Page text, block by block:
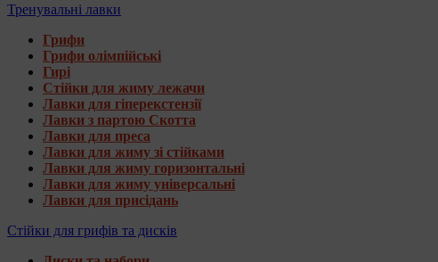
Тренувальні лавки
Грифи
Грифи олімпійські
Гирі
Стійки для жиму лежачи
Лавки для гіперекстензії
Лавки з партою Скотта
Лавки для преса
Лавки для жиму зі стійками
Лавки для жиму горизонтальні
Лавки для жиму універсальні
Лавки для присідань
Стійки для грифів та дисків